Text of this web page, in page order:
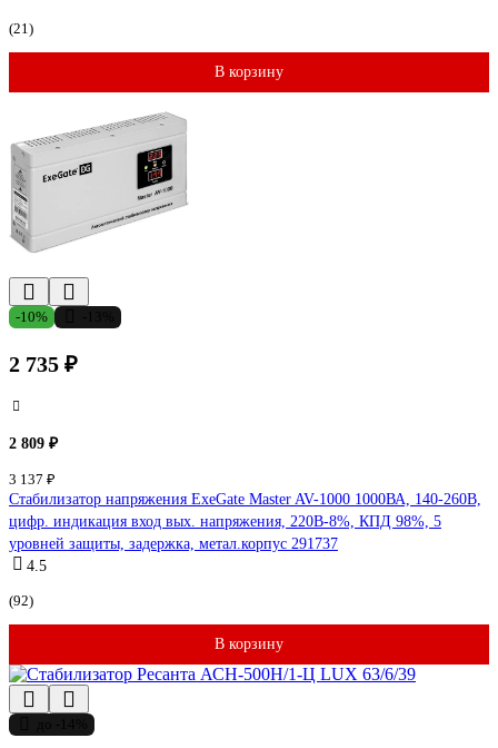
(21)
В корзину
-10%
2 735 ₽
2 809 ₽
3 137 ₽
Стабилизатор напряжения ExeGate Master AV-1000 1000ВА, 140-260В,
цифр. индикация вход вых. напряжения, 220В-8%, КПД 98%, 5
уровней защиты, задержка, метал.корпус 291737
4.5
(92)
В корзину